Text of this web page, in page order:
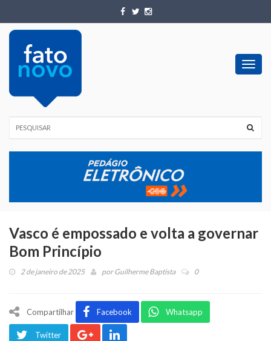
Vasco é empossado e volta a governar
Bom Princípio
2 de janeiro de 2025 porGuilherme Baptista 0
Compartilhar Facebook Whatsapp
Twitter